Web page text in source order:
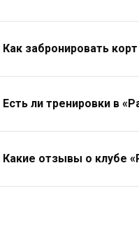
Как забронировать
Есть ли тренировки в
Какие отзывы о клубе